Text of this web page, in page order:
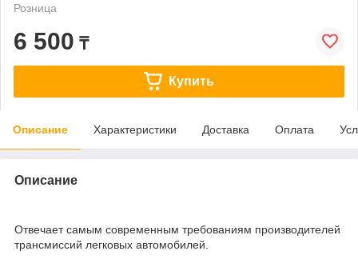
Розница
6 500 ₸
Купить
Описание Характеристики Доставка Оплата
Описание
Отвечает самым современным требованиям производителей
трансмиссий легковых автомобилей.